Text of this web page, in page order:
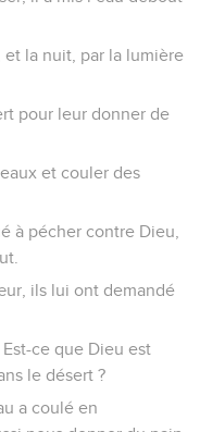
la nuit, par la lumière
pour leur donner de
et couler des
à pécher contre Dieu,
ils lui ont demandé
ce que Dieu est
le désert ?
a coulé en